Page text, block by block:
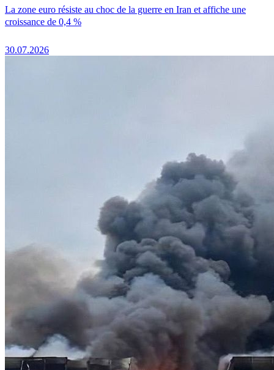
La zone euro résiste au choc de la guerre en Iran et affiche une
croissance de 0,4 %
30.07.2026